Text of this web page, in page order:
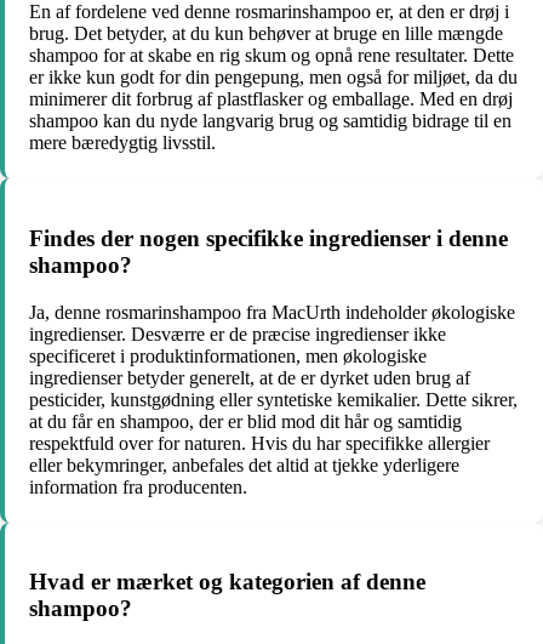
En af fordelene ved denne rosmarinshampoo er, at den er drøj i
brug. Det betyder, at du kun behøver at bruge en lille mængde
shampoo for at skabe en rig skum og opnå rene resultater. Dette
er ikke kun godt for din pengepung, men også for miljøet, da du
minimerer dit forbrug af plastflasker og emballage. Med en drøj
shampoo kan du nyde langvarig brug og samtidig bidrage til en
mere bæredygtig livsstil.
Findes der nogen specifikke ingredienser i denne
shampoo?
Ja, denne rosmarinshampoo fra MacUrth indeholder økologiske
ingredienser. Desværre er de præcise ingredienser ikke
specificeret i produktinformationen, men økologiske
ingredienser betyder generelt, at de er dyrket uden brug af
pesticider, kunstgødning eller syntetiske kemikalier. Dette sikrer,
at du får en shampoo, der er blid mod dit hår og samtidig
respektfuld over for naturen. Hvis du har specifikke allergier
eller bekymringer, anbefales det altid at tjekke yderligere
information fra producenten.
Hvad er mærket og kategorien af denne
shampoo?